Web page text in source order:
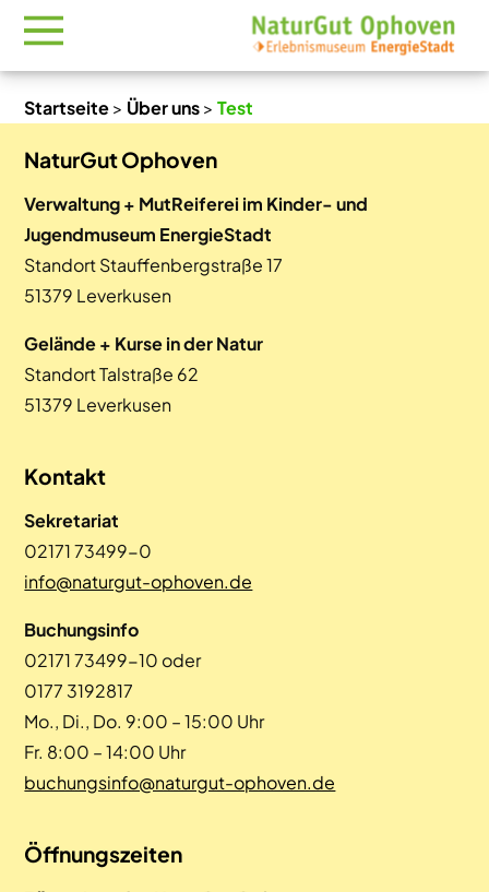
Startseite> Über uns>Test
NaturGut Ophoven
Verwaltung + MutReiferei im Kinder- und
Jugendmuseum EnergieStadt
Standort Stauffenbergstraße 17
51379 Leverkusen
Gelände + Kurse in der Natur
Standort Talstraße 62
51379 Leverkusen
Kontakt
Sekretariat
02171 73499-0
info@naturgut-ophoven.de
Buchungsinfo
02171 73499-10 oder
0177 3192817
Mo., Di., Do. 9:00 – 15:00 Uhr
Fr. 8:00 – 14:00 Uhr
buchungsinfo@naturgut-ophoven.de
Öffnungszeiten